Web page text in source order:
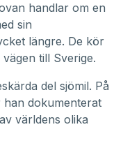
handlar om en
sin
längre. De kör
till Sverige.
del sjömil. På
han dokumenterat
världens olika